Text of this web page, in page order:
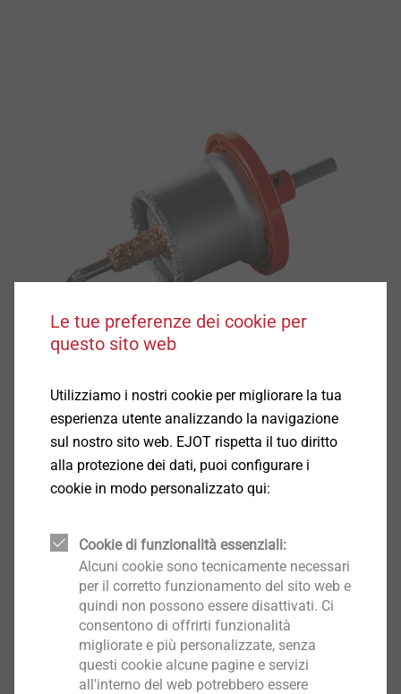
Caratteristiche
Ristabilimento a costi contenuti della stabilità del
sistema a cappotto attraverso una ritassellatura
dello stesso
Caratteristiche
Evita in molti casi di dover smantellare il sistema
precedente.
Utilizzo della tecnologia EJOT STR:
Le tue preferenze dei cookie per
questo sito web
Utilizziamo i nostri cookie per migliorare la tua
esperienza utente analizzando la navigazione
sul nostro sito web. EJOT rispetta il tuo diritto
alla protezione dei dati, puoi configurare i
cookie in modo personalizzato qui:
Cookie di funzionalità essenziali:
Alcuni cookie sono tecnicamente necessari
per il corretto funzionamento del sito web e
quindi non possono essere disattivati. Ci
consentono di offrirti funzionalità
migliorate e più personalizzate, senza
questi cookie alcune pagine e servizi
all'interno del web potrebbero essere